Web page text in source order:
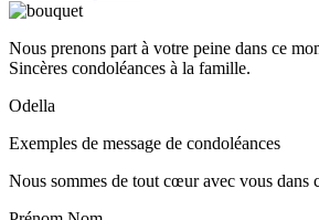
Nous prenons part à votre peine dans ce
Sincères condoléances à la famille.
Odella
Exemples de message de condoléances
Nous sommes de tout cœur avec vous dans